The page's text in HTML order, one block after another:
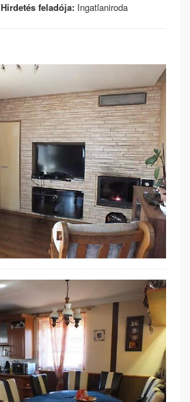
Hirdetés feladója:Ingatlaniroda